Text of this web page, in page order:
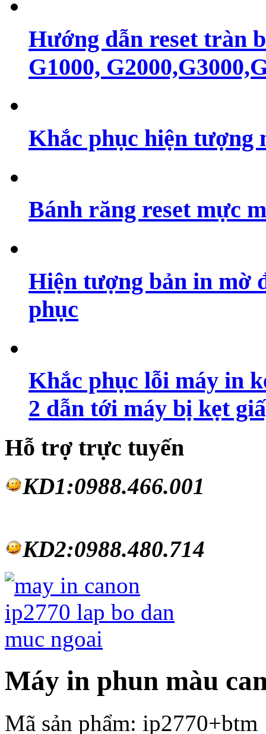
Hướng dẫn reset tràn
G1000,
Khắc phục hiện tượng
Bánh răng reset mực
Hiện tượng bản in mờ
phục
Khắc phục lỗi máy in
2 dẫn tới máy bị kẹt
Hỗ trợ trực tuyến
KD1:0988.466.001
KD2:0988.480.714
Máy in phun màu
Mã sản phẩm: ip2770+btm